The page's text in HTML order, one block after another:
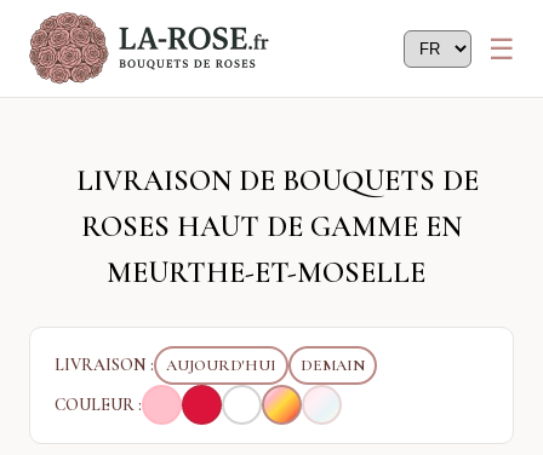
LIVRAISON DE BOUQUETS DE
ROSES HAUT DE GAMME EN
MEURTHE-ET-MOSELLE
LIVRAISON : AUJOURD'HUI DEMAIN
COULEUR :
Panneau de gestion des cookies